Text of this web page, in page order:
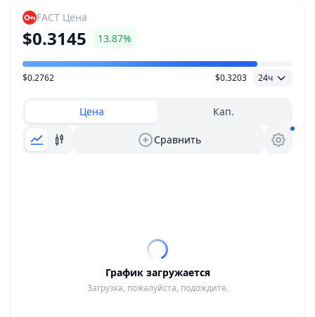
FACT Цена
$0.3145 13.87%
Ценовой диапазон
$0.2762 $0.3203 24ч
Цена Кап.
Сравнить
График загружается
Загрузка, пожалуйста, подождите.